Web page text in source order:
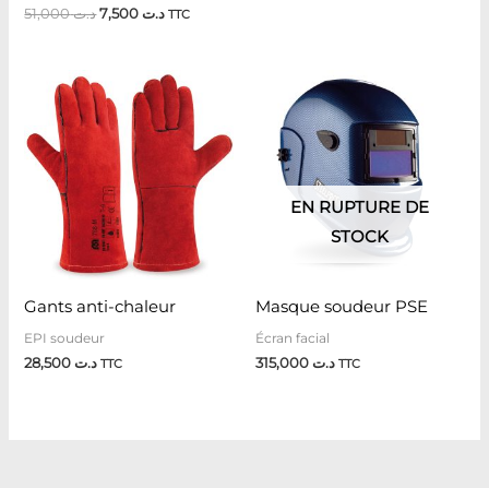
د.ت51,000 د.ت7,500 TTC
Gants anti-chaleur
EPI soudeur
د.ت28,500 TTC
EN RUPTURE DE
STOCK
Masque soudeur PSE
Écran facial
د.ت TTC